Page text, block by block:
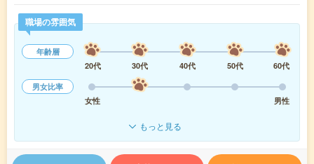
職場の雰囲気
年齢層
20代
30代 40代 50代
60代
男女比率
女性
男性
もっと見る